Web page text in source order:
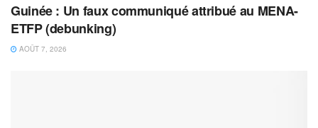
Guinée : Un faux communiqué attribué au MENA-
ETFP (debunking)
AOÛT 7, 2026